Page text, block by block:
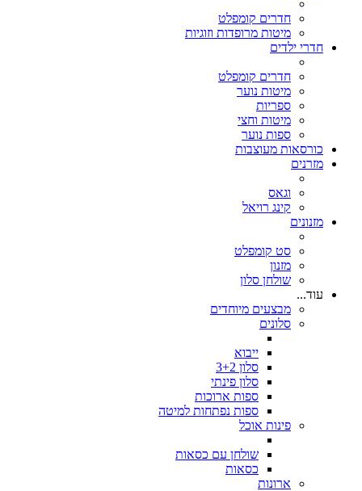
חדרים קומפלט
מיטות מרופדות וזוגיות
חדרי ילדים
חדרים קומפלט
מיטות נוער
ספריות
מיטות וחצי
ספות נוער
כורסאות מעוצבות
מזרנים
וגאס
קינג רויאל
מזנונים
סט קומפלט
מזנון
שולחן סלון
עוד...
מבצעים מיוחדים
סלונים
ייבוא
סלון 3+2
סלון פינתי
ספות ארוכות
ספות נפתחות למיטה
פינות אוכל
שולחן עם כסאות
כסאות
ארונות